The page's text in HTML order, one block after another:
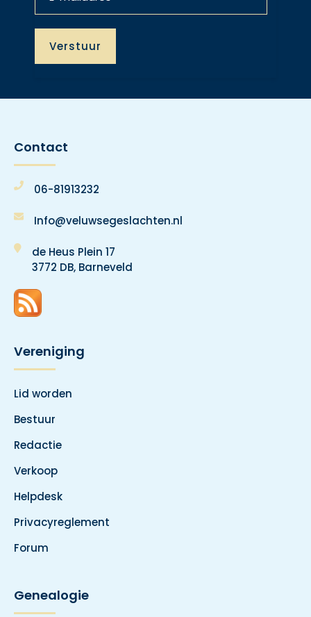
Contact
06-81913232
Info@veluwsegeslachten.nl
de Heus Plein 17
3772 DB, Barneveld
Vereniging
Lid worden
Bestuur
Redactie
Verkoop
Helpdesk
Privacyreglement
Forum
Genealogie